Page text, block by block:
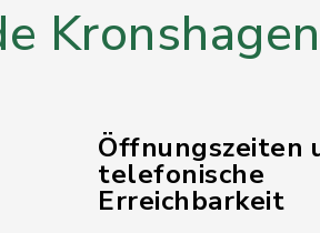
Kronshagen
Öffnungszeiten
telefonische
Erreichbarkeit